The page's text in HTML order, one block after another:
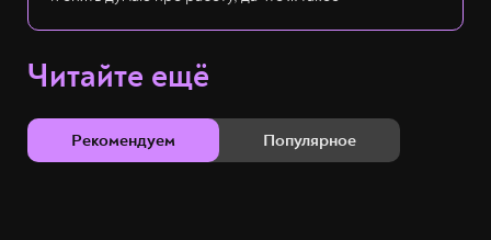
Читайте ещё
Рекомендуем Популярное